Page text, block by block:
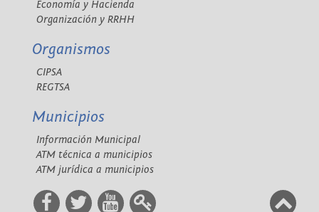
Economía y Hacienda
Organización y RRHH
Organismos
CIPSA
REGTSA
Municipios
Información Municipal
ATM técnica a municipios
ATM jurídica a municipios